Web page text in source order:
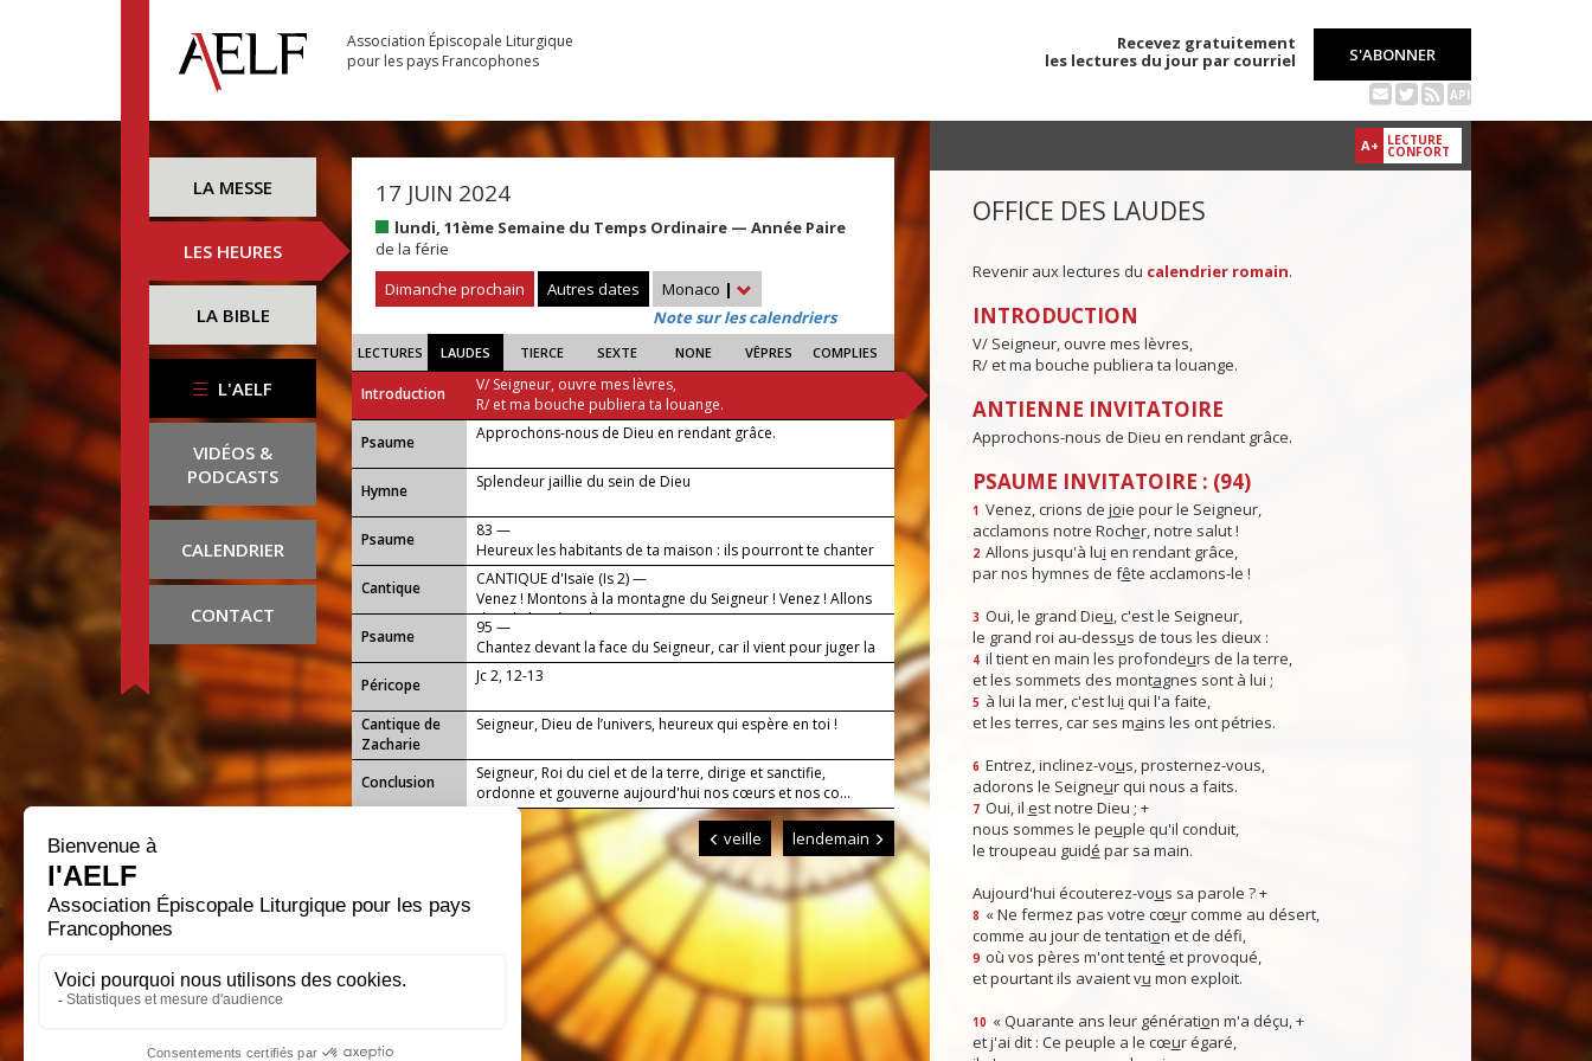
Association Épiscopale Liturgique
pour les pays Francophones
Recevez gratuitement
les lectures du jour par courriel
S'ABONNER
API
LA MESSE
LES HEURES
LA BIBLE
L'AELF
VIDÉOS &
PODCASTS
CALENDRIER
CONTACT
17 JUIN 2024
lundi, 11ème Semaine du Temps Ordinaire — Année Paire
de la férie
Dimanche prochain
Autres dates Monaco |
Note sur les calendriers
LECTURES LAUDES TIERCE SEXTE NONE VÊPRES COMPLIES
Introduction
V/ Seigneur, ouvre mes lèvres,
R/ et ma bouche publiera ta louange.
Psaume
Approchons-nous de Dieu en rendant grâce.
Hymne Splendeur jaillie du sein de Dieu
Psaume
83 —
Heureux les habitants de ta maison : ils pourront te chanter
encore !
Cantique
CANTIQUE d'Isaïe (Is 2) —
Venez ! Montons à la montagne du Seigneur ! Venez ! Allons
dans la lumière du Seigneur !
Psaume
95 —
Chantez devant la face du Seigneur, car il vient pour juger la
terre.
Péricope
Jc 2, 12-13
Cantique de
Zacharie
Seigneur, Dieu de l’univers, heureux qui espère en toi !
Conclusion
Seigneur, Roi du ciel et de la terre, dirige et sanctifie,
ordonne et gouverne aujourd'hui nos cœurs et nos co...
veille lendemain
A+ LECTURE
CONFORT
OFFICE DES LAUDES
Revenir aux lectures du calendrier romain.
INTRODUCTION
V/ Seigneur, ouvre mes lèvres,
R/ et ma bouche publiera ta louange.
ANTIENNE INVITATOIRE
Approchons-nous de Dieu en rendant grâce.
PSAUME INVITATOIRE : (94)
1 Venez, crions de joie pour le Seigneur,
acclamons notre Rocher, notre salut !
2 Allons jusqu'à lui en rendant grâce,
par nos hymnes de fête acclamons-le !
3 Oui, le grand Dieu, c'est le Seigneur,
le grand roi au-dessus de tous les dieux :
4 il tient en main les profondeurs de la terre,
et les sommets des montagnes sont à lui ;
5 à lui la mer, c'est lui qui l'a faite,
et les terres, car ses mains les ont pétries.
6 Entrez, inclinez-vous, prosternez-vous,
adorons le Seigneur qui nous a faits.
7 Oui, il est notre Dieu ; +
nous sommes le peuple qu'il conduit,
le troupeau guidé par sa main.
Aujourd'hui écouterez-vous sa parole ? +
8 « Ne fermez pas votre cœur comme au désert,
comme au jour de tentation et de défi,
9 où vos pères m'ont tenté et provoqué,
et pourtant ils avaient vu mon exploit.
10 « Quarante ans leur génération m'a déçu, +
et j'ai dit : Ce peuple a le cœur égaré,